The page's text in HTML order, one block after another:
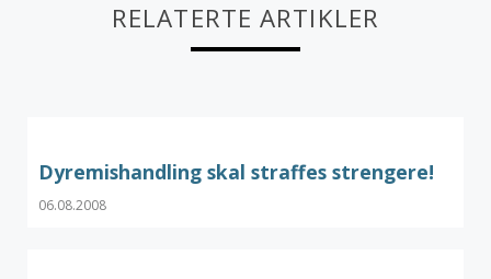
RELATERTE ARTIKLER
Dyremishandling skal straffes strengere!
06.08.2008